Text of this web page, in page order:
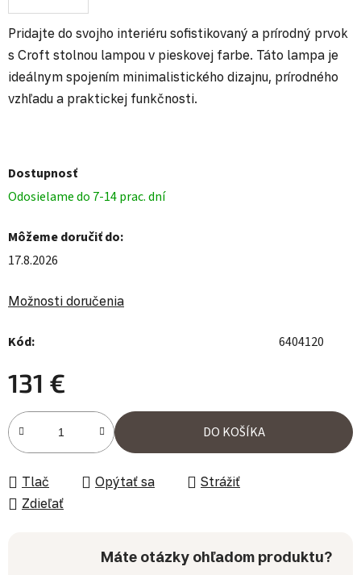
Pridajte do svojho interiéru sofistikovaný a prírodný prvok
s Croft stolnou lampou v pieskovej farbe. Táto lampa je
ideálnym spojením minimalistického dizajnu, prírodného
vzhľadu a praktickej funkčnosti.
Dostupnosť
Odosielame do 7-14 prac. dní
Môžeme doručiť do:
17.8.2026
Možnosti doručenia
Kód: 6404120
131 €
Jednotková cena:
DO KOŠÍKA
Tlač Opýtať sa
Strážiť
Zdieľať
Máte otázky ohľadom produktu?